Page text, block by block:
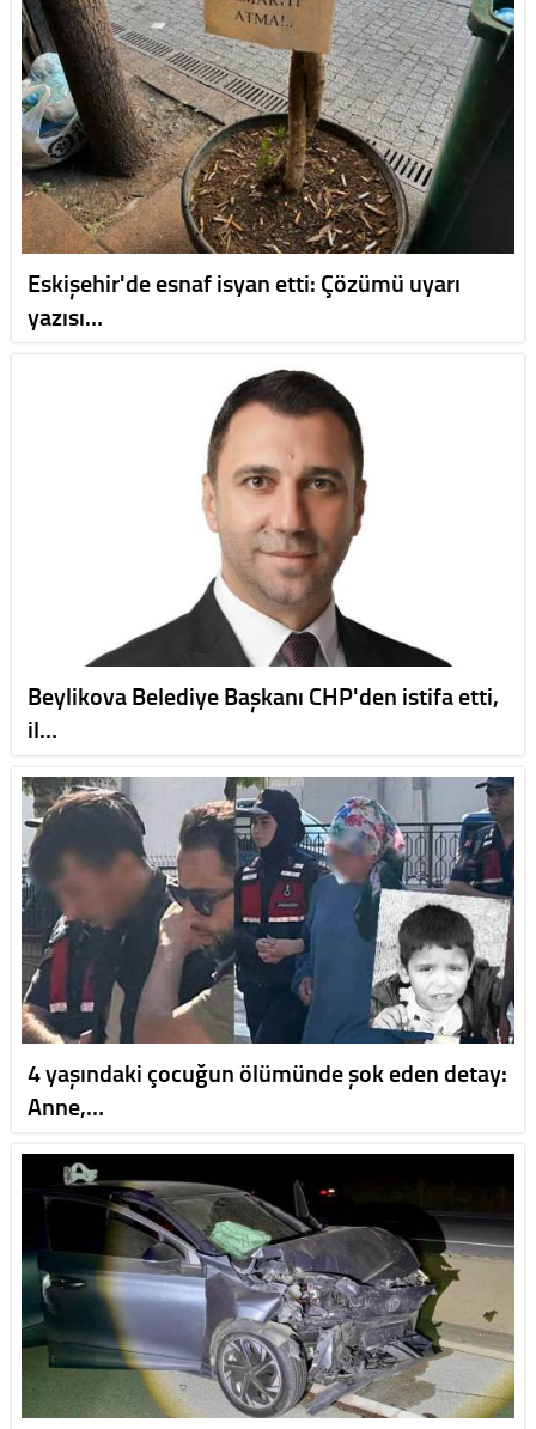
Eskişehir'de esnaf isyan etti: Çözümü uyarı
yazısı…
Beylikova Belediye Başkanı CHP'den istifa etti,
il…
4 yaşındaki çocuğun ölümünde şok eden detay:
Anne,…